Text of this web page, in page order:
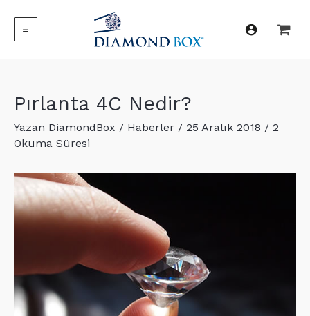
MAIN
Pırlanta 4C Nedir?
Yazan DiamondBox / Haberler / 25 Aralık 2018 / 2
Okuma Süresi